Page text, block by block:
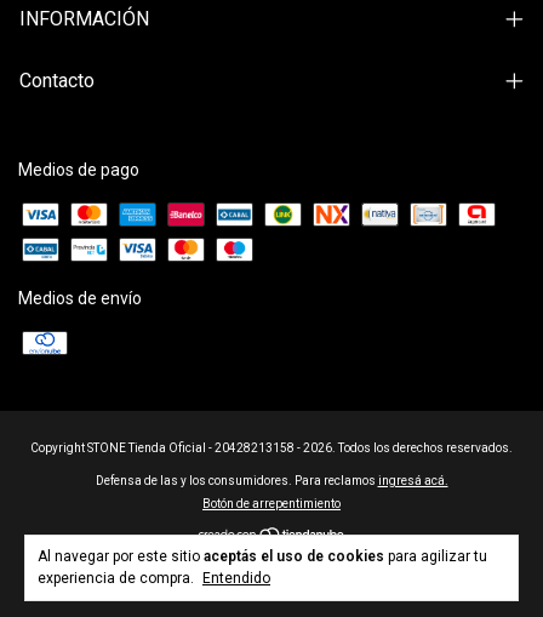
Al navegar por este sitio aceptás el uso de cookies para agilizar tu
experiencia de compra.
Entendido
INFORMACIÓN
Contacto
Medios de pago
Medios de envío
Copyright STONE Tienda Oficial - 20428213158 - 2026. Todos los derechos reservados.
Defensa de las y los consumidores. Para reclamos ingresá acá.
Botón de arrepentimiento